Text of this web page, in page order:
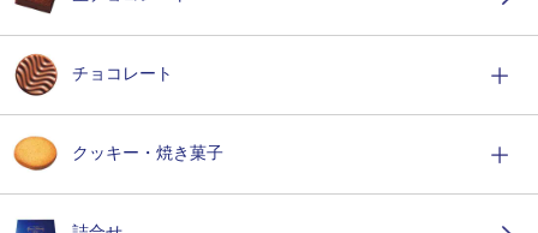
チョコレート
クッキー・焼き菓子